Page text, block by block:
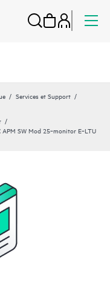
Services et Support
APM SW Mod 25‑monitor E‑LTU